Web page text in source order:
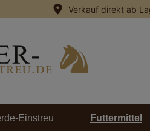
springenVerkauf direkt ab
Einstreu Futtermittel